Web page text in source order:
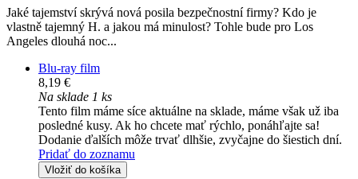
Jaké tajemství skrývá nová posila bezpečnostní firmy? Kdo je
vlastně tajemný H. a jakou má minulost? Tohle bude pro Los
Angeles dlouhá noc...
Blu-ray film
8,19 €
Na sklade 1 ks
Tento film máme síce aktuálne na sklade, máme však už iba
posledné kusy. Ak ho chcete mať rýchlo, ponáhľajte sa!
Dodanie ďalších môže trvať dlhšie, zvyčajne do šiestich dní.
Pridať do zoznamu
Vložiť do košíka